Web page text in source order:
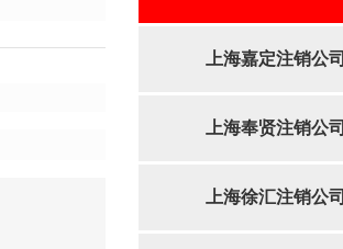
上海嘉定注销公司
上海奉贤注销公司
上海徐汇注销公司